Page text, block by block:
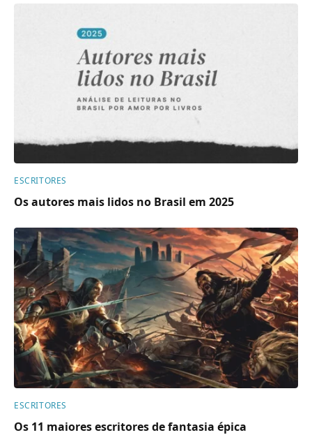
ESCRITORES
Os autores mais lidos no Brasil em 2025
ESCRITORES
Os 11 maiores escritores de fantasia épica